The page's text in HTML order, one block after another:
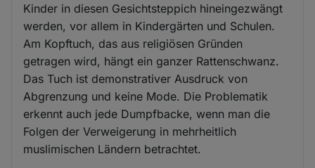
Kinder in diesen Gesichtsteppich hineingezwängt
werden, vor allem in Kindergärten und Schulen.
Am Kopftuch, das aus religiösen Gründen
getragen wird, hängt ein ganzer Rattenschwanz.
Das Tuch ist demonstrativer Ausdruck von
Abgrenzung und keine Mode. Die Problematik
erkennt auch jede Dumpfbacke, wenn man die
Folgen der Verweigerung in mehrheitlich
muslimischen Ländern betrachtet.